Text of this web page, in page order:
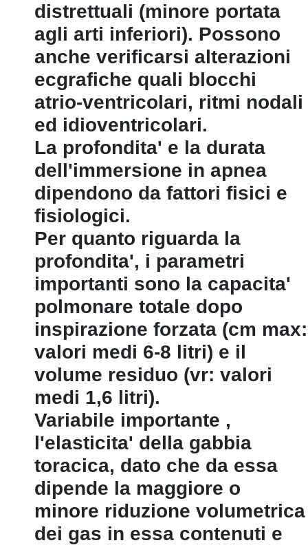
distrettuali (minore portata
agli arti inferiori). Possono
anche verificarsi alterazioni
ecgrafiche quali blocchi
atrio-ventricolari, ritmi nodali
ed idioventricolari.
La profondita' e la durata
dell'immersione in apnea
dipendono da fattori fisici e
fisiologici.
Per quanto riguarda la
profondita', i parametri
importanti sono la capacita'
polmonare totale dopo
inspirazione forzata (cm max:
valori medi 6-8 litri) e il
volume residuo (vr: valori
medi 1,6 litri).
Variabile importante ‚
l'elasticita' della gabbia
toracica, dato che da essa
dipende la maggiore o
minore riduzione volumetrica
dei gas in essa contenuti e